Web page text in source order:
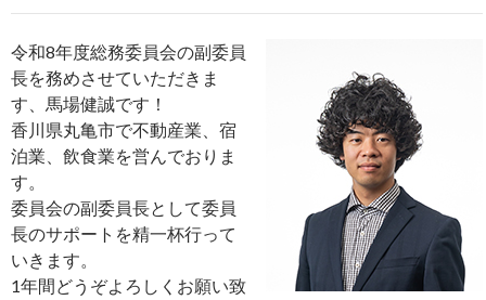
令和8年度総務委員会の副委員
長を務めさせていただきま
す、馬場健誠です！
香川県丸亀市で不動産業、宿
泊業、飲食業を営んでおりま
す。
委員会の副委員長として委員
長のサポートを精一杯行って
いきます。
1年間どうぞよろしくお願い致